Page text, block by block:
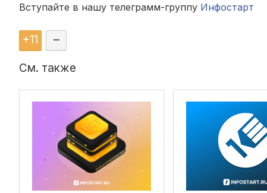
Вступайте в нашу телеграмм-группу Инфостарт
+11 –
См. также